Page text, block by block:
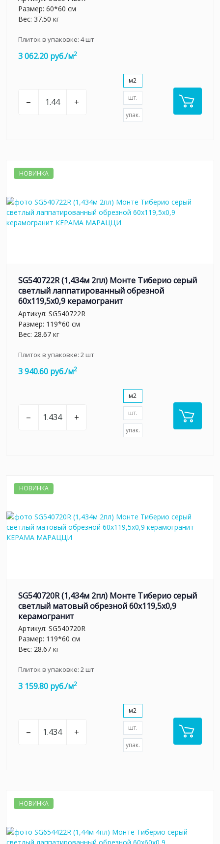
Размер: 60*60 см
Вес: 37.50 кг
Плиток в упаковке: 4шт
3 062.20 руб./м2
– +
м2
шт.
упак.
НОВИНКА
SG540722R (1,434м 2пл) Монте Тиберио серый
светлый лаппатированный обрезной
60x119,5x0,9 керамогранит
Артикул: SG540722R
Размер: 119*60 см
Вес: 28.67 кг
Плиток в упаковке: 2шт
3 940.60 руб./м2
– +
м2
шт.
упак.
НОВИНКА
SG540720R (1,434м 2пл) Монте Тиберио серый
светлый матовый обрезной 60x119,5x0,9
керамогранит
Артикул: SG540720R
Размер: 119*60 см
Вес: 28.67 кг
Плиток в упаковке: 2шт
3 159.80 руб./м2
– +
м2
шт.
упак.
НОВИНКА